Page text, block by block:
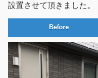
設置させて頂きました。
Before